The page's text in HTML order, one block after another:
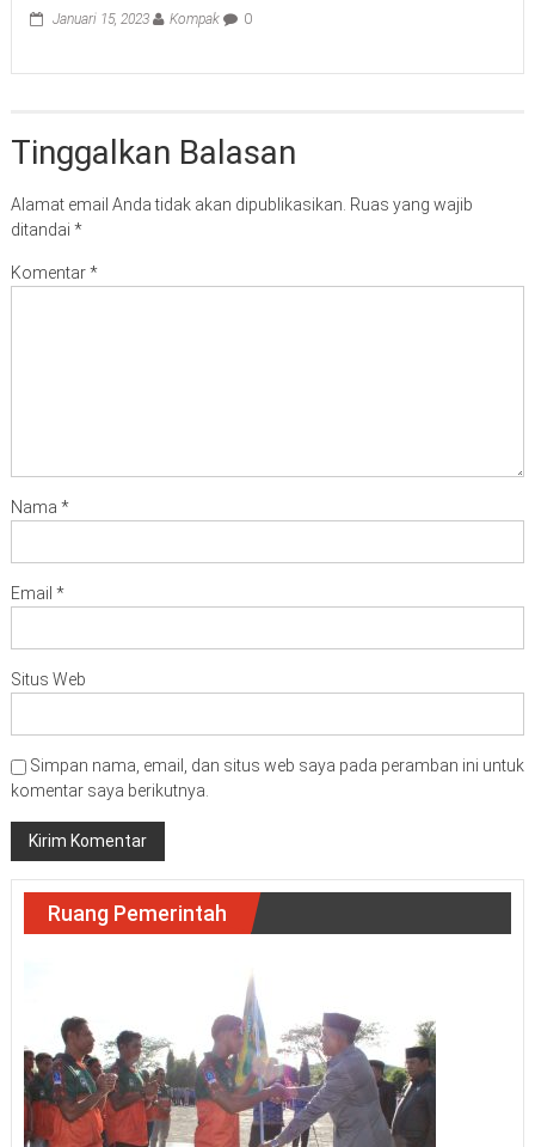
Januari 15, 2023 Kompak 0
Tinggalkan Balasan
Alamat email Anda tidak akan dipublikasikan. Ruas yang wajib
ditandai *
Komentar*
Nama *
Email *
Situs Web
Simpan nama, email, dan situs web saya pada peramban ini untuk
komentar saya berikutnya.
Ruang Pemerintah